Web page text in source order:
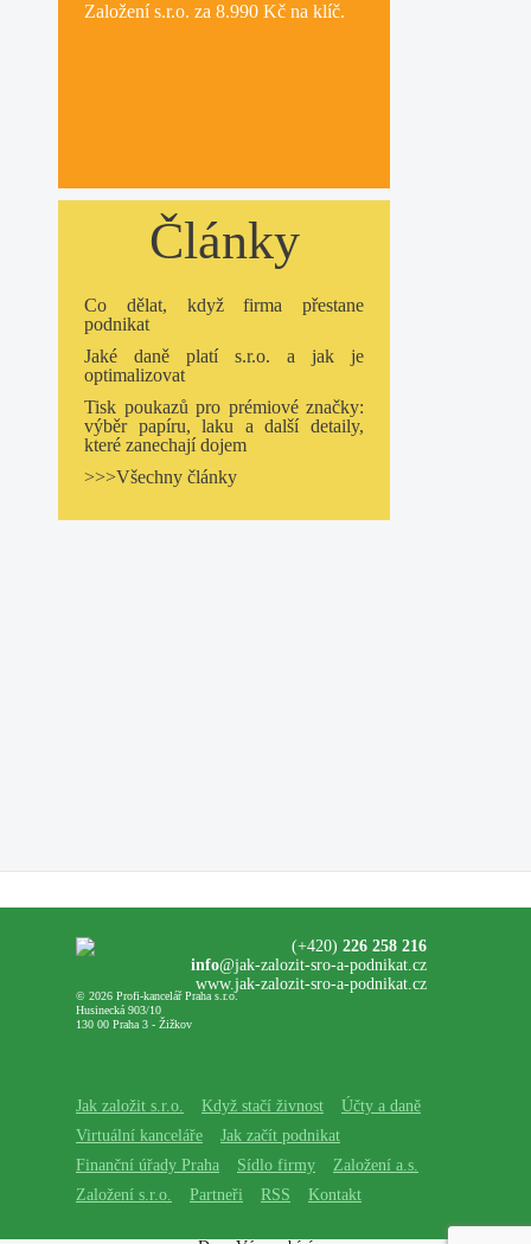
Založení s.r.o. za 8.990 Kč na klíč.
Články
Co dělat, když firma přestane
podnikat
Jaké daně platí s.r.o. a jak je
optimalizovat
Tisk poukazů pro prémiové značky:
výběr papíru, laku a další detaily,
které zanechají dojem
>>>Všechny články
© 2026 Profi-kancelář Praha s.r.o.
Husinecká 903/10
130 00 Praha 3 - Žižkov
(+420) 226 258 216
info@jak-zalozit-sro-a-podnikat.cz
www.jak-zalozit-sro-a-podnikat.cz
Jak založit s.r.o. Když stačí živnost
Účty a daně
Virtuální kanceláře
Jak začít podnikat
Finanční úřady Praha
Sídlo firmy
Založení a.s.
Založení s.r.o.
Partneři RSS Kontakt